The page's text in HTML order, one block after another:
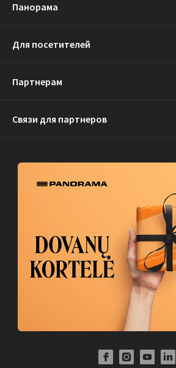
Панорама
Для посетителей
Партнерам
Связи для партнеров